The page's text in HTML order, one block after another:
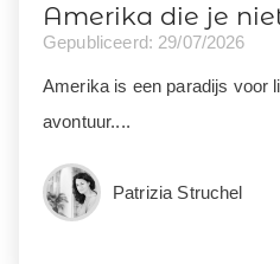
Amerika die je
Gepubliceerd: 29/07/2026
Amerika is een paradijs voor
avontuur....
Patrizia Struchel